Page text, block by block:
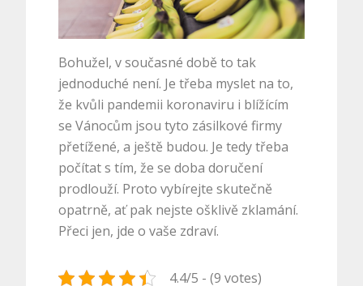
Bohužel, v současné době to tak
jednoduché není. Je třeba myslet na to,
že kvůli pandemii koronaviru i blížícím
se Vánocům jsou tyto zásilkové firmy
přetížené, a ještě budou. Je tedy třeba
počítat s tím, že se doba doručení
prodlouží. Proto vybírejte skutečně
opatrně, ať pak nejste ošklivě zklamání.
Přeci jen, jde o vaše zdraví.
4.4/5 - (9 votes)